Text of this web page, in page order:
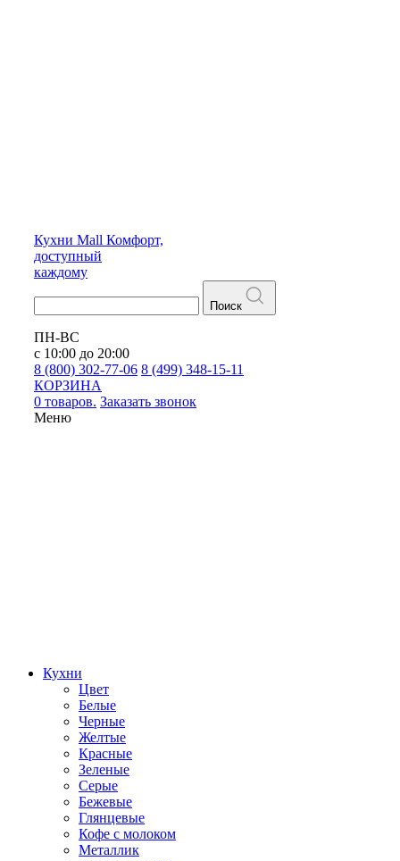
Кухни Mall Комфорт,
доступный
каждому
Поиск
ПН-ВС
с 10:00 до 20:00
8 (800) 302-77-06 8 (499) 348-15-11
КОРЗИНА
0 товаров. Заказать звонок
Меню
Кухни
Цвет
Белые
Черные
Желтые
Красные
Зеленые
Серые
Бежевые
Глянцевые
Кофе с молоком
Металлик